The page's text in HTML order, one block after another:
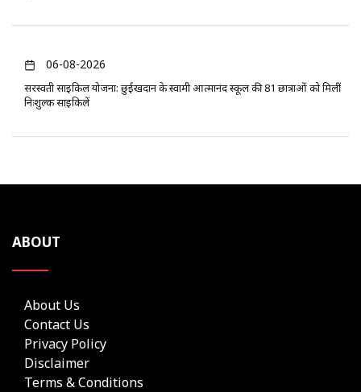
06-08-2026
सरस्वती साइकिल योजना: छुईखदान के स्वामी आत्मानंद स्कूल की 81 छात्राओं को मिलीं
निःशुल्क साइकिलें
ABOUT
About Us
Contact Us
Privacy Policy
Disclaimer
Terms & Conditions